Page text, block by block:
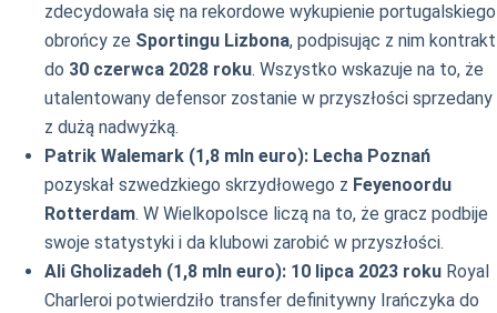
zdecydowała się na rekordowe wykupienie portugalskiego
obrońcy ze Sportingu Lizbona, podpisując z nim kontrakt
do 30 czerwca 2028 roku. Wszystko wskazuje na to, że
utalentowany defensor zostanie w przyszłości sprzedany
z dużą nadwyżką.
Patrik Walemark (1,8 mln euro): Lecha Poznań
pozyskał szwedzkiego skrzydłowego z Feyenoordu
Rotterdam. W Wielkopolsce liczą na to, że gracz podbije
swoje statystyki i da klubowi zarobić w przyszłości.
Ali Gholizadeh (1,8 mln euro): 10 lipca 2023 roku Royal
Charleroi potwierdziło transfer definitywny Irańczyka do